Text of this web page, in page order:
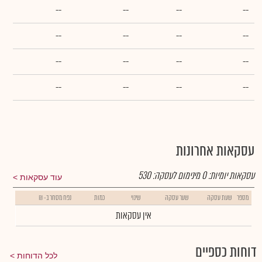
--
--
--
--
--
--
--
--
--
--
--
--
--
--
--
--
עסקאות אחרונות
עוד עסקאות עסקאות יומיות:0מינימום לעסקה:530
מספר שעת עסקה שער עסקה שינוי כמות נפח מסחר ב- ₪
אין עסקאות
דוחות כספיים לכל הדוחות